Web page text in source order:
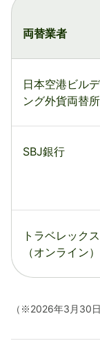
両替業者
日本空港ビルデ
ング外貨両替所
SBJ銀行
トラベレックス
（オンライン）
（※2026年3月30